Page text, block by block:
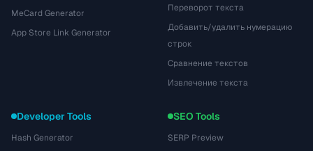
MeCard Generator
App Store Link Generator
Переворот текста
Добавить/удалить нумерацию
строк
Сравнение текстов
Извлечение текста
Developer Tools
Hash Generator
SEO Tools
SERP Preview